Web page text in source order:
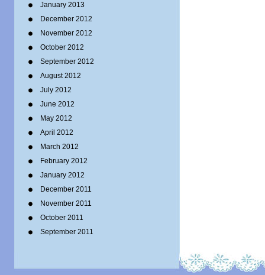
January 2013
December 2012
November 2012
October 2012
September 2012
August 2012
July 2012
June 2012
May 2012
April 2012
March 2012
February 2012
January 2012
December 2011
November 2011
October 2011
September 2011